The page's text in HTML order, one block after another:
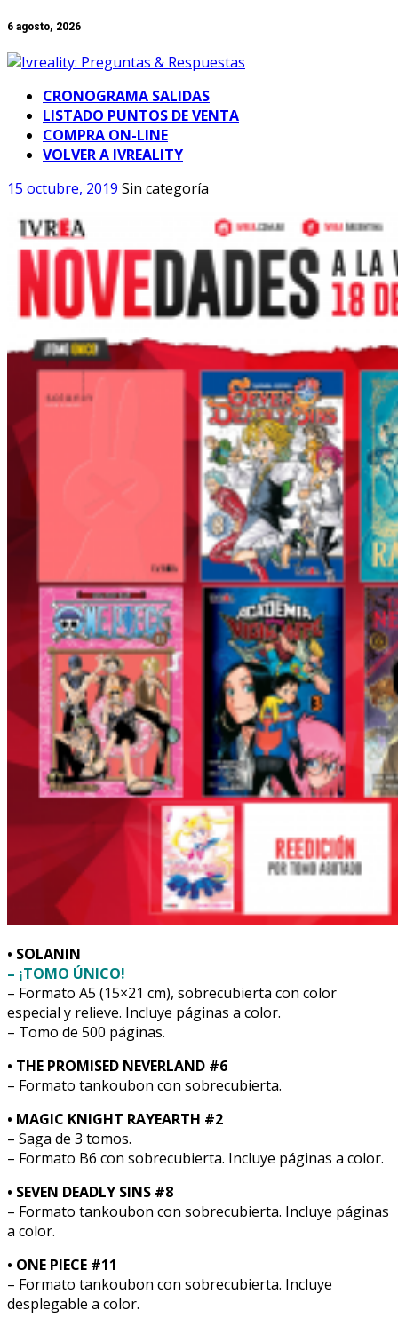
Skip
to
content
6 agosto, 2026
CRONOGRAMA SALIDAS
LISTADO PUNTOS DE VENTA
COMPRA ON-LINE
VOLVER A IVREALITY
15 octubre, 2019 Sin categoría
• SOLANIN
– ¡TOMO ÚNICO!
– Formato A5 (15×21 cm), sobrecubierta con color
especial y relieve. Incluye páginas a color.
– Tomo de 500 páginas.
• THE PROMISED NEVERLAND #6
– Formato tankoubon con sobrecubierta.
• MAGIC KNIGHT RAYEARTH #2
– Saga de 3 tomos.
– Formato B6 con sobrecubierta. Incluye páginas a color.
• SEVEN DEADLY SINS #8
– Formato tankoubon con sobrecubierta. Incluye páginas
a color.
• ONE PIECE #11
– Formato tankoubon con sobrecubierta. Incluye
desplegable a color.